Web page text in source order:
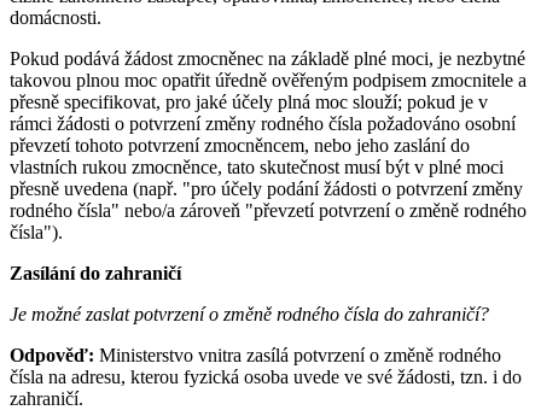
domácnosti.
Pokud podává žádost zmocněnec na základě plné moci, je nezbytné
takovou plnou moc opatřit úředně ověřeným podpisem zmocnitele a
přesně specifikovat, pro jaké účely plná moc slouží; pokud je v
rámci žádosti o potvrzení změny rodného čísla požadováno osobní
převzetí tohoto potvrzení zmocněncem, nebo jeho zaslání do
vlastních rukou zmocněnce, tato skutečnost musí být v plné moci
přesně uvedena (např. "pro účely podání žádosti o potvrzení změny
rodného čísla" nebo/a zároveň "převzetí potvrzení o změně rodného
čísla").
Zasílání do zahraničí
Je možné zaslat potvrzení o změně rodného čísla do zahraničí?
Odpověď: Ministerstvo vnitra zasílá potvrzení o změně rodného
čísla na adresu, kterou fyzická osoba uvede ve své žádosti, tzn. i do
zahraničí.